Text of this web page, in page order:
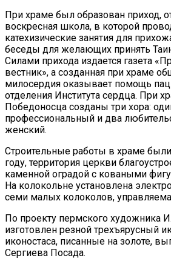
При храме был образован приход,
воскресная школа, в которой
катехизические занятия для
беседы для желающих принять
Силами прихода издается газета
вестник», а созданная при храме
милосердия оказывает помощь
отделения Института сердца. При
Победоносца созданы три хора:
профессиональный и два
женский.
Строительные работы в храме
году, территория церкви
каменной оградой с коваными
На колокольне установлена
семи малых колоколов,
По проекту пермского художника
изготовлен резной трехъярусный
иконостаса, писанные на золоте,
Сергиева Посада.